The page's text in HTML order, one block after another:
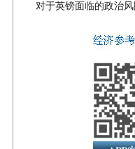
对于英镑面临的政治